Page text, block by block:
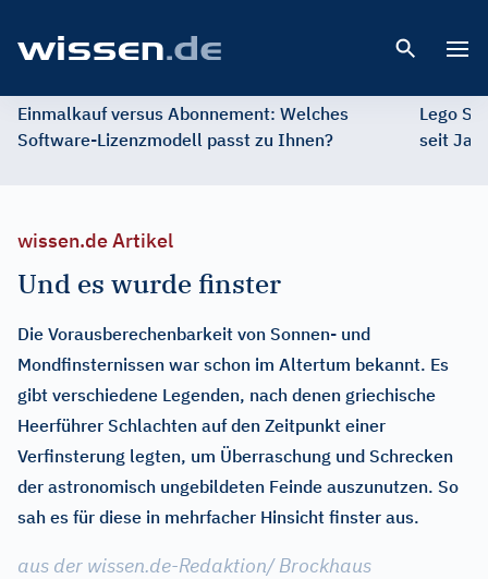
Einmalkauf versus Abonnement: Welches
Software-Lizenzmodell passt zu Ihnen?
Lego
seit
wissen.de Artikel
Und es wurde finster
Die Vorausberechenbarkeit von Sonnen- und
Mondfinsternissen war schon im Altertum bekannt. Es
gibt verschiedene Legenden, nach denen griechische
Heerführer Schlachten auf den Zeitpunkt einer
Verfinsterung legten, um Überraschung und Schrecken
der astronomisch ungebildeten Feinde auszunutzen. So
sah es für diese in mehrfacher Hinsicht finster aus.
aus der wissen.de-Redaktion/ Brockhaus